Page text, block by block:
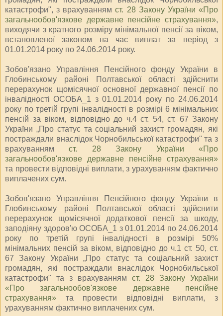
катастрофи", з врахуваннямст. 28 Закону України «Про
загальнообов'язкове державне пенсійне страхування»,
виходячи з кратного розміру мінімальної пенсії за віком,
встановленої законом на час виплат за період з
01.01.2014 року по 24.06.2014 року.
Зобов'язано Управління Пенсійного фонду України в
Глобинському районі Полтавської області здійснити
перерахунок щомісячної основної державної пенсії по
інвалідності ОСОБА_1 з 01.01.2014 року по 24.06.2014
року по третій групі інвалідності в розмірі 6 мінімальних
пенсій за віком, відповідно до ч.4 ст. 54, ст. 67 Закону
України „Про статус та соціальний захист громадян, які
постраждали внаслідок Чорнобильської катастрофи" та з
врахуваннямст. 28 Закону України «Про
загальнообов'язкове державне пенсійне страхування»
та провести відповідні виплати, з урахуванням фактично
виплачених сум.
Зобов'язано Управління Пенсійного фонду України в
Глобинському районі Полтавської області здійснити
перерахунок щомісячної додаткової пенсії за шкоду,
заподіяну здоров'ю ОСОБА_1 з 01.01.2014 по 24.06.2014
року по третій групі інвалідності в розмірі 50%
мінімальних пенсій за віком, відповідно до ч.1 ст. 50, ст.
67 Закону України „Про статус та соціальний захист
громадян, які постраждали внаслідок Чорнобильської
катастрофи" та з врахуванням ст. 28 Закону України
«Про загальнообов'язкове державне пенсійне
страхування» та провести відповідні виплати, з
урахуванням фактично виплачених сум.